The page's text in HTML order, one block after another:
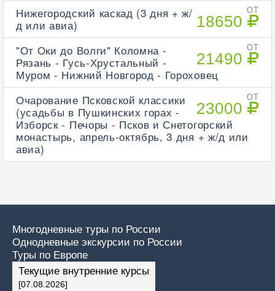
ОТ
18650
Нижегородский каскад (3 дня + ж/
д или авиа)
ОТ
21490
"От Оки до Волги" Коломна -
Рязань - Гусь-Хрустальный -
Муром - Нижний Новгород - Гороховец
ОТ
23000
Очарование Псковской классики
(усадьбы в Пушкинских горах -
Изборск - Печоры - Псков и Снетогорский
монастырь, апрель-октябрь, 3 дня + ж/д или
авиа)
Многодневные туры по России
Однодневные экскурсии по России
Туры по Европе
Текущие внутренние курсы
[07.08.2026]